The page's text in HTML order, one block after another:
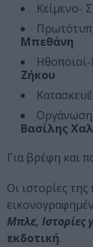
Κείμενο-
Μπεθάνη
Ζήκου
Οργάνωση
Βασίλης
Για βρέφη και
Οι ιστορίες
Μπλε, Ιστορίες
εκδοτική.